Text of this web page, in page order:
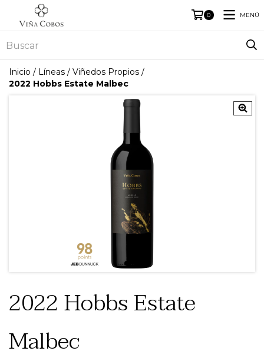
0 MENÚ
Inicio / Líneas / Viñedos Propios /
2022 Hobbs Estate Malbec
2022 Hobbs Estate
Malbec